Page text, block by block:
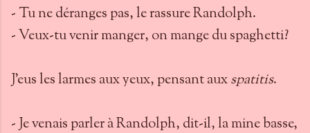
- Tu ne déranges pas, le rassure Randolph.
- Veux-tu venir manger, on mange du spaghetti?
J'eus les larmes aux yeux, pensant auxspatitis.
- Je venais parler à Randolph, dit-il, la mine basse,